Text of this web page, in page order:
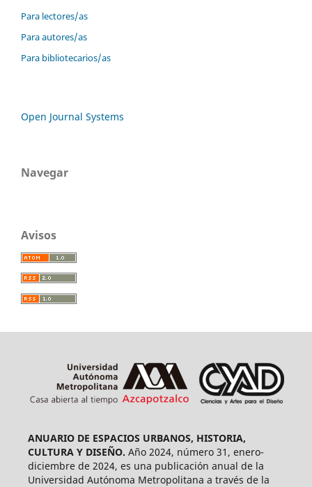
Para lectores/as
Para autores/as
Para bibliotecarios/as
Open Journal Systems
Navegar
Avisos
ANUARIO DE ESPACIOS URBANOS, HISTORIA,
CULTURA Y DISEÑO. Año 2024, número 31, enero-
diciembre de 2024, es una publicación anual de la
Universidad Autónoma Metropolitana a través de la